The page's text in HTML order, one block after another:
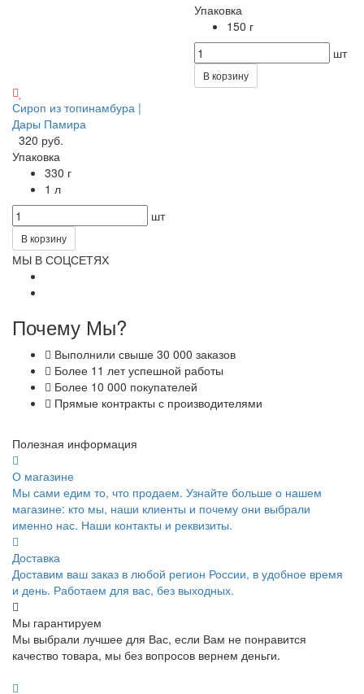
Упаковка
150 г
шт
В корзину
Сироп из топинамбура |
Дары Памира
320 руб.
Упаковка
330 г
1 л
шт
В корзину
МЫ В СОЦСЕТЯХ
Почему Мы?
Выполнили свыше 30 000 заказов
Более 11 лет успешной работы
Более 10 000 покупателей
Прямые контракты с производителями
Полезная информация
О магазине
Мы сами едим то, что продаем. Узнайте больше о нашем
магазине: кто мы, наши клиенты и почему они выбрали
именно нас. Наши контакты и реквизиты.
Доставка
Доставим ваш заказ в любой регион России, в удобное время
и день. Работаем для вас, без выходных.
Мы гарантируем
Мы выбрали лучшее для Вас, если Вам не понравится
качество товара, мы без вопросов вернем деньги.